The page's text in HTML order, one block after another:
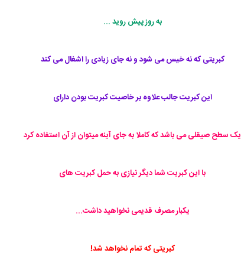
به روز پیش روید ...
کبریتی که نه خیس می شود و نه جای زیادی را اشغال می کند
این کبریت جالب علاوه بر خاصیت کبریت بودن دارای
یک سطح صیقلی می باشد که کاملا به جای آینه میتوان از آن استفاده کرد
با این کبریت شما دیگر نیازی به حمل کبریت های
یکبار مصرف قدیمی نخواهید داشت...
کبریتی که تمام نخواهد شد!